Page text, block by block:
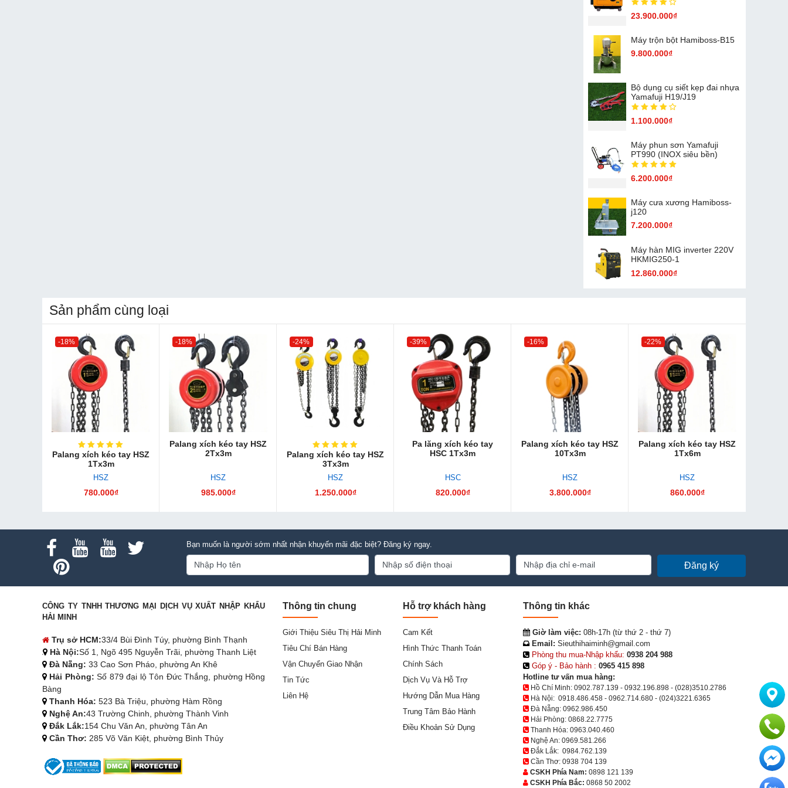
23.900.000₫
Máy trộn bột Hamiboss-B15
9.800.000₫
Bộ dụng cụ siết kẹp đai nhựa
Yamafuji H19/J19
1.100.000₫
Máy phun sơn Yamafuji
PT990 (INOX siêu bền)
6.200.000₫
Máy cưa xương Hamiboss-
j120
7.200.000₫
Máy hàn MIG inverter 220V
HKMIG250-1
12.860.000₫
Sản phẩm cùng loại
-18%
Palang xích kéo tay HSZ
1Tx3m
HSZ
780.000₫
-18%
Palang xích kéo tay HSZ
2Tx3m
HSZ
985.000₫
-24%
Palang xích kéo tay HSZ
3Tx3m
HSZ
1.250.000₫
-39%
Pa lăng xích kéo tay
HSC 1Tx3m
HSC
820.000₫
-16%
Palang xích kéo tay HSZ
10Tx3m
HSZ
3.800.000₫
-22%
Palang xích kéo tay HSZ
1Tx6m
HSZ
860.000₫
Bạn muốn là người sớm nhất nhận khuyến mãi đặc biệt? Đăng ký ngay.
Đăng ký
CÔNG TY TNHH THƯƠNG MẠI DỊCH VỤ XUẤT NHẬP KHẨU
HẢI MINH
Trụ sở HCM:33/4 Bùi Đình Túy, phường Bình Thạnh
Hà Nội:Số 1, Ngõ 495 Nguyễn Trãi, phường Thanh Liệt
Đà Nẵng: 33 Cao Sơn Pháo, phường An Khê
Hải Phòng: Số 879 đại lộ Tôn Đức Thắng, phường Hồng
Bàng
Thanh Hóa: 523 Bà Triệu, phường Hàm Rồng
Nghệ An:43 Trường Chinh, phường Thành Vinh
Đắk Lắk:154 Chu Văn An, phường Tân An
Cần Thơ: 285 Võ Văn Kiệt, phường Bình Thủy
Thông tin chung
Giới Thiệu Siêu Thị Hải Minh
Tiêu Chí Bán Hàng
Vận Chuyển Giao Nhận
Tin Tức
Liên Hệ
Hỗ trợ khách hàng
Cam Kết
Hình Thức Thanh Toán
Chính Sách
Dịch Vụ Và Hỗ Trợ
Hướng Dẫn Mua Hàng
Trung Tâm Bảo Hành
Điều Khoản Sử Dụng
Thông tin khác
Giờ làm việc: 08h-17h (từ thứ 2 - thứ 7)
Email: Sieuthihaiminh@gmail.com
Phòng thu mua-Nhập khẩu: 0938 204 988
Góp ý - Bảo hành : 0965 415 898
Hotline tư vấn mua hàng:
Hồ Chí Minh: 0902.787.139 - 0932.196.898 - (028)3510.2786
Hà Nội: 0918.486.458 - 0962.714.680 - (024)3221.6365
Đà Nẵng: 0962.986.450
Hải Phòng: 0868.22.7775
Thanh Hóa: 0963.040.460
Nghệ An: 0969.581.266
Đắk Lắk: 0984.762.139
Cần Thơ: 0938 704 139
CSKH Phía Nam: 0898 121 139
CSKH Phía Bắc: 0868 50 2002